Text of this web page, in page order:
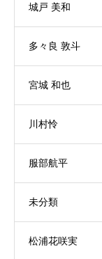
城戸 美和
多々良 敦斗
宮城 和也
川村怜
服部航平
未分類
松浦花咲実